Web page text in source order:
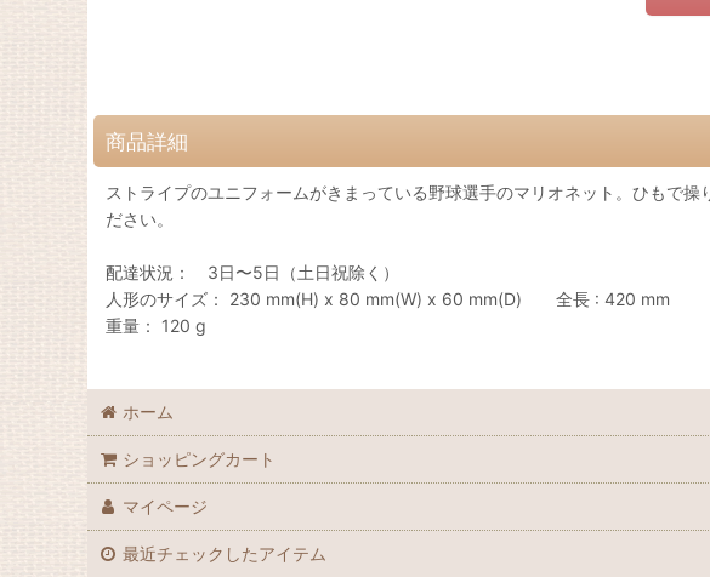
商品詳細
ストライプのユニフォームがきまっている野球選手のマリオネット。ひもで
ださい。
配達状況： 3日〜5日（土日祝除く）
人形のサイズ： 230 mm(H) x 80 mm(W) x 60 mm(D) 全長 : 420 mm
重量： 120 g
ホーム
ショッピングカート
マイページ
最近チェックしたアイテム